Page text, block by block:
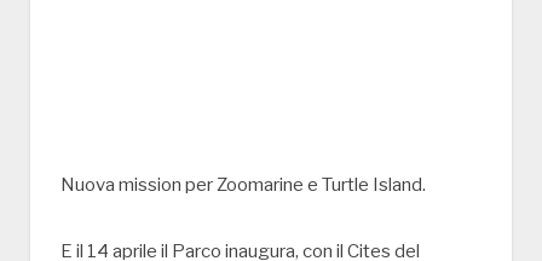
Nuova mission per Zoomarine e Turtle Island.
E il 14 aprile il Parco inaugura, con il Cites del